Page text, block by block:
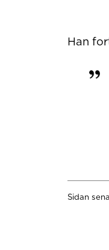
Han
Sidan